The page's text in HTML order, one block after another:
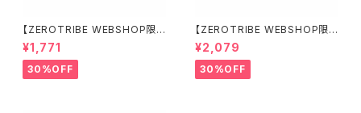
【ZEROTRIBE WEBSHOP限
定価格】RCM-X4-CSAF カ
ーボンフロントステアリングアー
ムセット XRAY X4用
¥1,771
30%OFF
【ZEROTRIBE WEBSHOP限
定価格】RCM-X4-FSM-F G
eoCarbon フローティングフロ
ントサーボマウント XRAY X4用
¥2,079
30%OFF